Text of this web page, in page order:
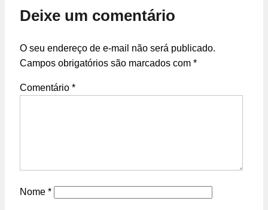
Deixe um comentário
O seu endereço de e-mail não será publicado.
Campos obrigatórios são marcados com *
Comentário *
Nome *